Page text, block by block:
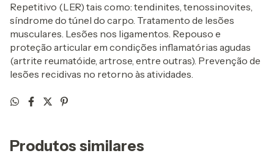
Repetitivo (LER) tais como: tendinites, tenossinovites,
síndrome do túnel do carpo. Tratamento de lesões
musculares. Lesões nos ligamentos. Repouso e
proteção articular em condições inflamatórias agudas
(artrite reumatóide, artrose, entre outras). Prevenção de
lesões recidivas no retorno às atividades.
Produtos similares